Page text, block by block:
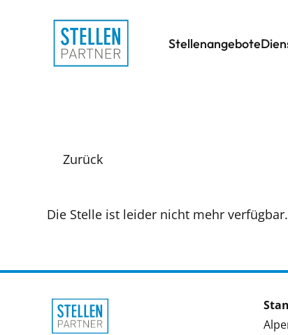
Stellenangebote
Zurück
Die Stelle ist leider nicht mehr verfügbar.